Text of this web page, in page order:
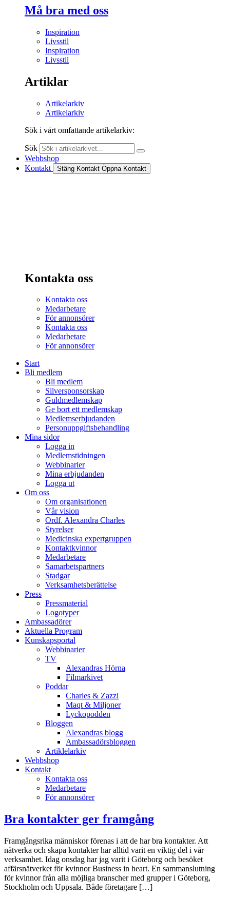
Må bra med oss
Inspiration
Livsstil
Inspiration
Livsstil
Artiklar
Artikelarkiv
Artikelarkiv
Sök i vårt omfattande artikelarkiv:
Sök
Webbshop
Kontakt
Stäng Kontakt Öppna Kontakt
Kontakta oss
Kontakta oss
Medarbetare
För annonsörer
Kontakta oss
Medarbetare
För annonsörer
Start
Bli medlem
Bli medlem
Silversponsorskap
Guldmedlemskap
Ge bort ett medlemskap
Medlemserbjudanden
Personuppgiftsbehandling
Mina sidor
Logga in
Medlemstidningen
Webbinarier
Mina erbjudanden
Logga ut
Om oss
Om organisationen
Vår vision
Ordf. Alexandra Charles
Styrelser
Medicinska expertgruppen
Kontaktkvinnor
Medarbetare
Samarbetspartners
Stadgar
Verksamhetsberättelse
Press
Pressmaterial
Logotyper
Ambassadörer
Aktuella Program
Kunskapsportal
Webbinarier
TV
Alexandras Hörna
Filmarkivet
Poddar
Charles & Zazzi
Maqt & Miljoner
Lyckopodden
Bloggen
Alexandras blogg
Ambassadörsbloggen
Artiklelarkiv
Webbshop
Kontakt
Kontakta oss
Medarbetare
För annonsörer
Bra kontakter ger framgång
Framgångsrika människor förenas i att de har bra kontakter. Att
nätverka och skapa kontakter har alltid varit en viktig del i vår
verksamhet. Idag onsdag har jag varit i Göteborg och besöket
affärsnätverket för kvinnor Business in heart. En sammanslutning
för kvinnor från alla möjliga branscher med grupper i Göteborg,
Stockholm och Uppsala. Både företagare […]